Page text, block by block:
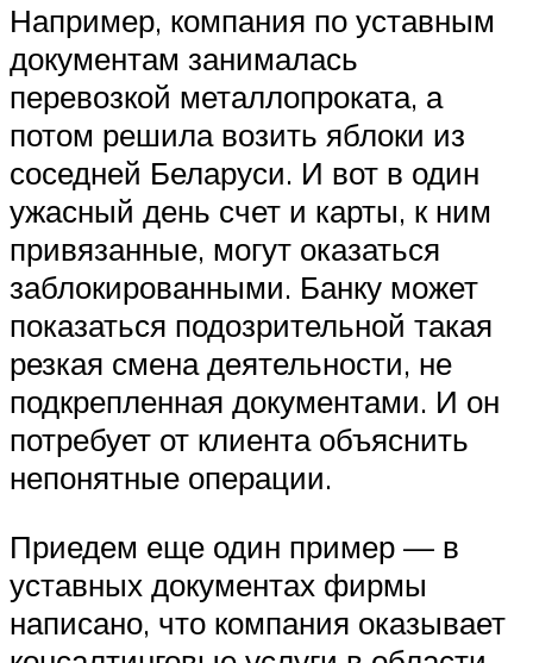
Например, компания по уставным
документам занималась
перевозкой металлопроката, а
потом решила возить яблоки из
соседней Беларуси. И вот в один
ужасный день счет и карты, к ним
привязанные, могут оказаться
заблокированными. Банку может
показаться подозрительной такая
резкая смена деятельности, не
подкрепленная документами. И он
потребует от клиента объяснить
непонятные операции.
Приедем еще один пример — в
уставных документах фирмы
написано, что компания оказывает